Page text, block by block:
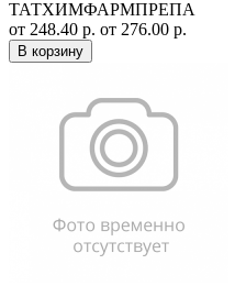
ТАТХИМФАРМПРЕПА
от 248.40 р. от 276.00 р.
В корзину